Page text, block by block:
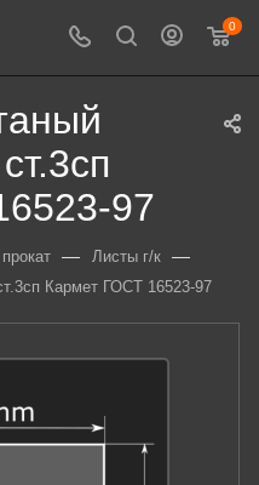
0
97
— Листы г/к —
Кармет ГОСТ 16523-97